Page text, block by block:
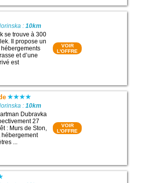
:10km
se trouve à 300
Il propose un
et d’une
est
VOIR
L'OFFRE
:10km
Dubravka
27
: Murs de Ston,
hébergement
...
VOIR
L'OFFRE